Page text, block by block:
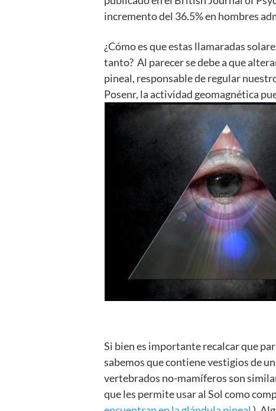
incremento del 36.5% en hombres
¿Cómo es que estas llamaradas
tanto? Al parecer se debe a que
pineal, responsable de regular
Posenr, la actividad geomagnética
Si bien es importante recalcar que
sabemos que contiene vestigios de
vertebrados no-mamíferos son
que les permite usar al Sol como